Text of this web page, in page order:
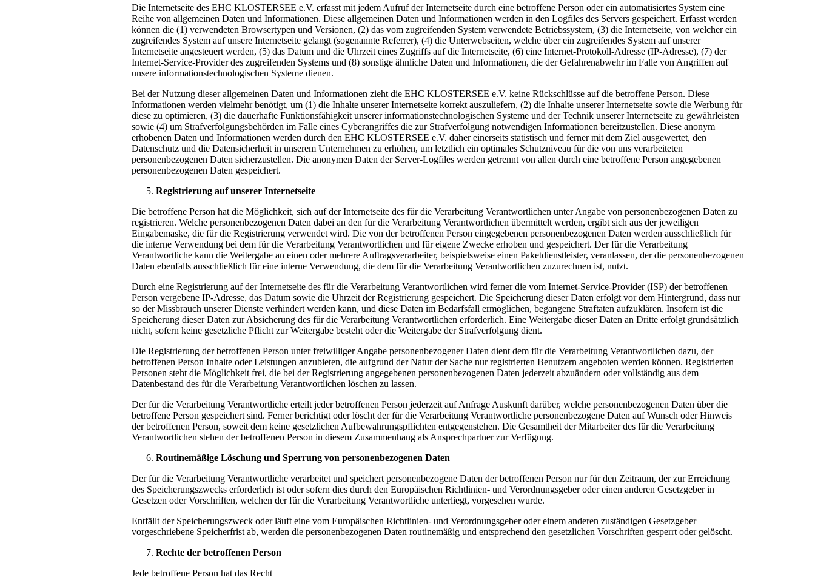
Die Internetseite des EHC KLOSTERSEE e.V. erfasst mit jedem Aufruf der Internetseite durch eine betroffene Person oder ein automatisiertes System eine
Reihe von allgemeinen Daten und Informationen. Diese allgemeinen Daten und Informationen werden in den Logfiles des Servers gespeichert. Erfasst werden
können die (1) verwendeten Browsertypen und Versionen, (2) das vom zugreifenden System verwendete Betriebssystem, (3) die Internetseite, von welcher ein
zugreifendes System auf unsere Internetseite gelangt (sogenannte Referrer), (4) die Unterwebseiten, welche über ein zugreifendes System auf unserer
Internetseite angesteuert werden, (5) das Datum und die Uhrzeit eines Zugriffs auf die Internetseite, (6) eine Internet-Protokoll-Adresse (IP-Adresse), (7) der
Internet-Service-Provider des zugreifenden Systems und (8) sonstige ähnliche Daten und Informationen, die der Gefahrenabwehr im Falle von Angriffen auf
unsere informationstechnologischen Systeme dienen.
Bei der Nutzung dieser allgemeinen Daten und Informationen zieht die EHC KLOSTERSEE e.V. keine Rückschlüsse auf die betroffene Person. Diese
Informationen werden vielmehr benötigt, um (1) die Inhalte unserer Internetseite korrekt auszuliefern, (2) die Inhalte unserer Internetseite sowie die Werbung für
diese zu optimieren, (3) die dauerhafte Funktionsfähigkeit unserer informationstechnologischen Systeme und der Technik unserer Internetseite zu gewährleisten
sowie (4) um Strafverfolgungsbehörden im Falle eines Cyberangriffes die zur Strafverfolgung notwendigen Informationen bereitzustellen. Diese anonym
erhobenen Daten und Informationen werden durch den EHC KLOSTERSEE e.V. daher einerseits statistisch und ferner mit dem Ziel ausgewertet, den
Datenschutz und die Datensicherheit in unserem Unternehmen zu erhöhen, um letztlich ein optimales Schutzniveau für die von uns verarbeiteten
personenbezogenen Daten sicherzustellen. Die anonymen Daten der Server-Logfiles werden getrennt von allen durch eine betroffene Person angegebenen
personenbezogenen Daten gespeichert.
Registrierung auf unserer Internetseite
Die betroffene Person hat die Möglichkeit, sich auf der Internetseite des für die Verarbeitung Verantwortlichen unter Angabe von personenbezogenen Daten zu
registrieren. Welche personenbezogenen Daten dabei an den für die Verarbeitung Verantwortlichen übermittelt werden, ergibt sich aus der jeweiligen
Eingabemaske, die für die Registrierung verwendet wird. Die von der betroffenen Person eingegebenen personenbezogenen Daten werden ausschließlich für
die interne Verwendung bei dem für die Verarbeitung Verantwortlichen und für eigene Zwecke erhoben und gespeichert. Der für die Verarbeitung
Verantwortliche kann die Weitergabe an einen oder mehrere Auftragsverarbeiter, beispielsweise einen Paketdienstleister, veranlassen, der die personenbezogenen
Daten ebenfalls ausschließlich für eine interne Verwendung, die dem für die Verarbeitung Verantwortlichen zuzurechnen ist, nutzt.
Durch eine Registrierung auf der Internetseite des für die Verarbeitung Verantwortlichen wird ferner die vom Internet-Service-Provider (ISP) der betroffenen
Person vergebene IP-Adresse, das Datum sowie die Uhrzeit der Registrierung gespeichert. Die Speicherung dieser Daten erfolgt vor dem Hintergrund, dass nur
so der Missbrauch unserer Dienste verhindert werden kann, und diese Daten im Bedarfsfall ermöglichen, begangene Straftaten aufzuklären. Insofern ist die
Speicherung dieser Daten zur Absicherung des für die Verarbeitung Verantwortlichen erforderlich. Eine Weitergabe dieser Daten an Dritte erfolgt grundsätzlich
nicht, sofern keine gesetzliche Pflicht zur Weitergabe besteht oder die Weitergabe der Strafverfolgung dient.
Die Registrierung der betroffenen Person unter freiwilliger Angabe personenbezogener Daten dient dem für die Verarbeitung Verantwortlichen dazu, der
betroffenen Person Inhalte oder Leistungen anzubieten, die aufgrund der Natur der Sache nur registrierten Benutzern angeboten werden können. Registrierten
Personen steht die Möglichkeit frei, die bei der Registrierung angegebenen personenbezogenen Daten jederzeit abzuändern oder vollständig aus dem
Datenbestand des für die Verarbeitung Verantwortlichen löschen zu lassen.
Der für die Verarbeitung Verantwortliche erteilt jeder betroffenen Person jederzeit auf Anfrage Auskunft darüber, welche personenbezogenen Daten über die
betroffene Person gespeichert sind. Ferner berichtigt oder löscht der für die Verarbeitung Verantwortliche personenbezogene Daten auf Wunsch oder Hinweis
der betroffenen Person, soweit dem keine gesetzlichen Aufbewahrungspflichten entgegenstehen. Die Gesamtheit der Mitarbeiter des für die Verarbeitung
Verantwortlichen stehen der betroffenen Person in diesem Zusammenhang als Ansprechpartner zur Verfügung.
Routinemäßige Löschung und Sperrung von personenbezogenen Daten
Der für die Verarbeitung Verantwortliche verarbeitet und speichert personenbezogene Daten der betroffenen Person nur für den Zeitraum, der zur Erreichung
des Speicherungszwecks erforderlich ist oder sofern dies durch den Europäischen Richtlinien- und Verordnungsgeber oder einen anderen Gesetzgeber in
Gesetzen oder Vorschriften, welchen der für die Verarbeitung Verantwortliche unterliegt, vorgesehen wurde.
Entfällt der Speicherungszweck oder läuft eine vom Europäischen Richtlinien- und Verordnungsgeber oder einem anderen zuständigen Gesetzgeber
vorgeschriebene Speicherfrist ab, werden die personenbezogenen Daten routinemäßig und entsprechend den gesetzlichen Vorschriften gesperrt oder gelöscht.
Rechte der betroffenen Person
Jede betroffene Person hat das Recht